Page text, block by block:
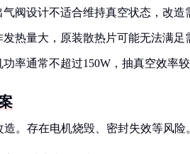
气阀设计不适合维持真空状态，改造
发热量大，原装散热片可能无法满足
功率通常不超过150W，抽真空效率
。存在电机烧毁、密封失效等风险